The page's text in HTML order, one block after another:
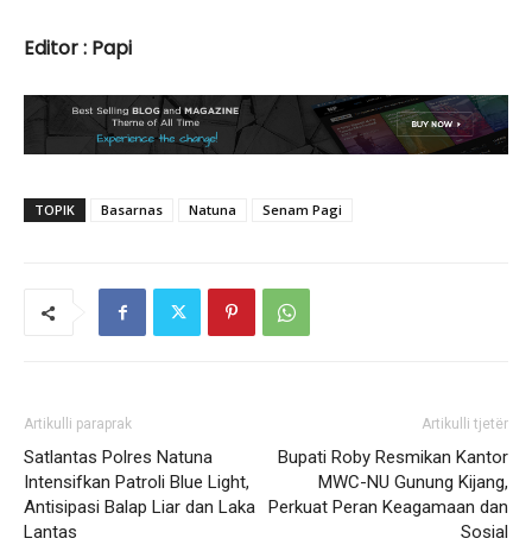
Editor : Papi
TOPIK Basarnas Natuna Senam Pagi
Artikulli paraprak
Satlantas Polres Natuna
Intensifkan Patroli Blue Light,
Antisipasi Balap Liar dan Laka
Lantas
Artikulli tjetër
Bupati Roby Resmikan Kantor
MWC-NU Gunung Kijang,
Perkuat Peran Keagamaan dan
Sosial